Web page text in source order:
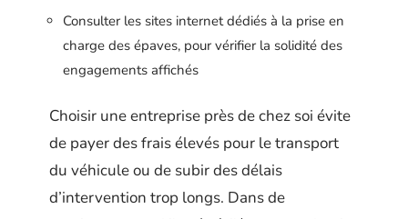
Consulter les sites internet dédiés à la prise en
charge des épaves, pour vérifier la solidité des
engagements affichés
Choisir une entreprise près de chez soi évite
de payer des frais élevés pour le transport
du véhicule ou de subir des délais
d’intervention trop longs. Dans de